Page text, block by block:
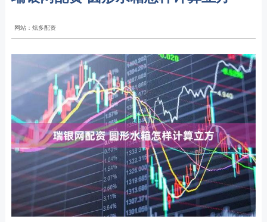
网站：炫多配资